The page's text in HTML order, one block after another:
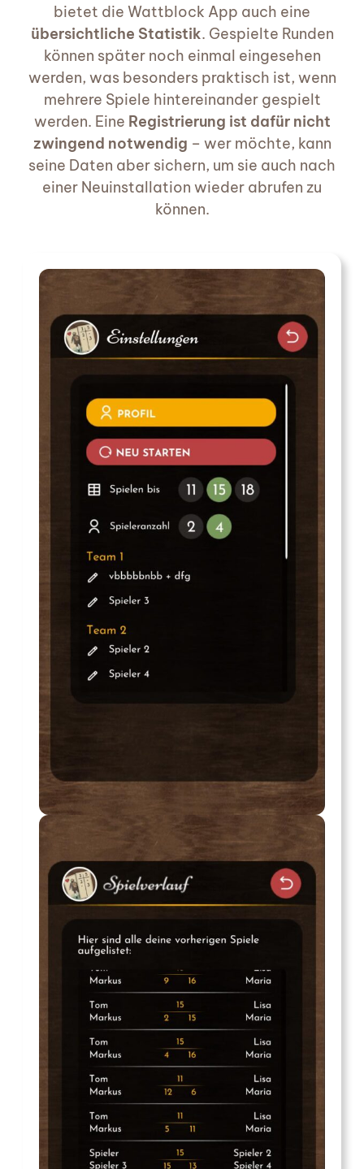
bietet die Wattblock App auch eine
übersichtliche Statistik. Gespielte Runden
können später noch einmal eingesehen
werden, was besonders praktisch ist, wenn
mehrere Spiele hintereinander gespielt
werden. Eine Registrierung ist dafür nicht
zwingend notwendig – wer möchte, kann
seine Daten aber sichern, um sie auch nach
einer Neuinstallation wieder abrufen zu
können.